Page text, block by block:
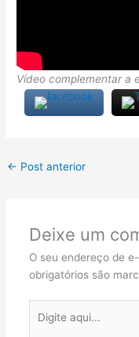
Vídeo complementar a
← Post anterior
Deixe um
O seu endereço de
obrigatórios são
aqui...